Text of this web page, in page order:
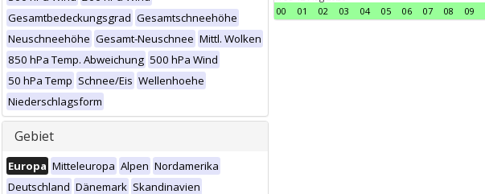
Gesamtbedeckungsgrad Gesamtschneehöhe
Neuschneehöhe Gesamt-Neuschnee Mittl. Wolken
850 hPa Temp. Abweichung 500 hPa Wind
50 hPa Temp Schnee/Eis Wellenhoehe
Niederschlagsform
Gebiet
Europa Mitteleuropa Alpen Nordamerika
Deutschland Dänemark Skandinavien
00
01 02 03 04 05 06 07 08 09